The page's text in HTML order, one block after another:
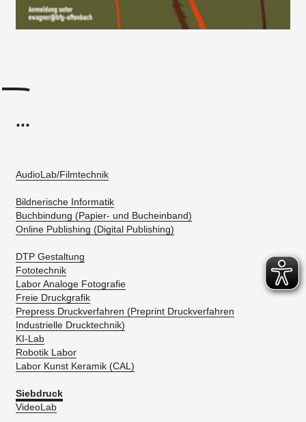
...
AudioLab/Filmtechnik
Bildnerische Informatik
Buchbindung (Papier- und Bucheinband)
Online Publishing (Digital Publishing)
DTP Gestaltung
Fototechnik
Labor Analoge Fotografie
Freie Druckgrafik
Prepress Druckverfahren (Preprint Druckverfahren
Industrielle Drucktechnik)
KI-Lab
Robotik Labor
Labor Kunst Keramik (CAL)
Siebdruck
VideoLab